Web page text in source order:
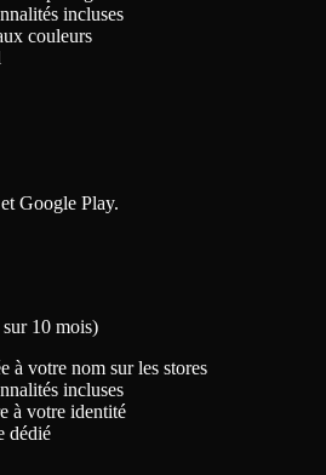
incluses
couleurs
Google Play.
10 mois)
à votre nom sur les stores
incluses
à votre identité
dédié